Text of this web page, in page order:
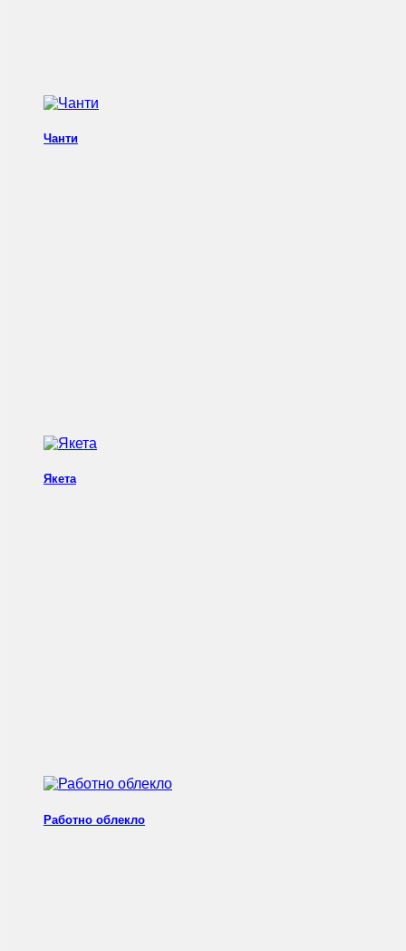
Чанти
Якета
Работно облекло